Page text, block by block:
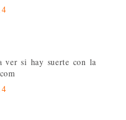
si hay suerte con la